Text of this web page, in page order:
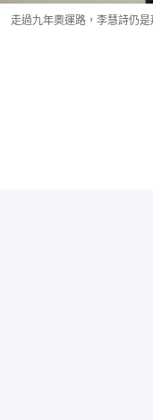
走過九年奧運路，李慧詩仍是